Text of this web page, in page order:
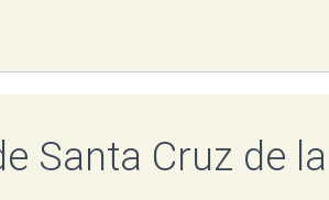
Santa Cruz de la